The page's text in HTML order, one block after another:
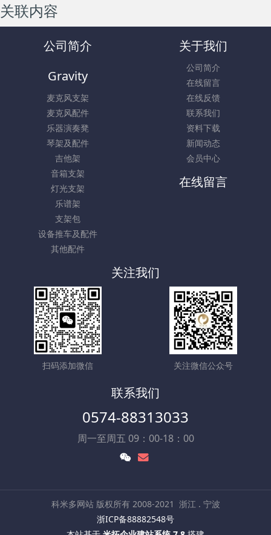
关联内容
公司简介 关于我们
公司简介
在线留言
在线反馈
联系我们
资料下载
新闻动态
会员中心
Gravity
麦克风支架
麦克风配件
乐器演奏凳
琴架及配件
吉他架
音箱支架
灯光支架
乐谱架
支架包
设备推车及配件
其他配件
在线留言
关注我们
扫码添加微信 关注微信公众号
联系我们
0574-88313033
周一至周五 09：00-18：00
科米多网站 版权所有 2008-2021 浙江 . 宁波
浙ICP备88882548号